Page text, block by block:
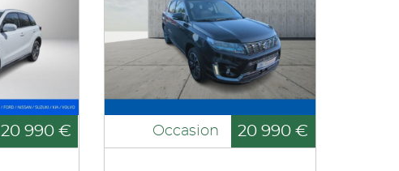
20 990 € Occasion 20 990 €